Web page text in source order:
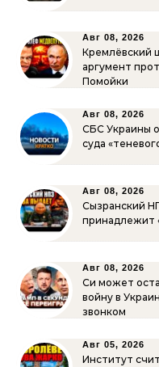
Авг 08, 2026
Кремлёвский
аргумент
Помойки
Авг 08, 2026
СБС Украины
суда
Авг 08, 2026
Сызранский
принадлежит
Авг 08, 2026
Си может
войну в
звонком
Авг 05, 2026
Институт